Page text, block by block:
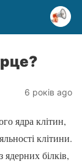
6 років ago
ядра клітин,
клітини.
білків,